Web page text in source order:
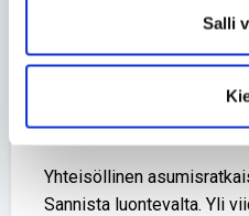
Salli
Tuusulan
pyörä- ja
kodissaan kelata
autotalliin ja vaihtaa siellä
Yhteisöllinen
Sannista luontevalta. Yli